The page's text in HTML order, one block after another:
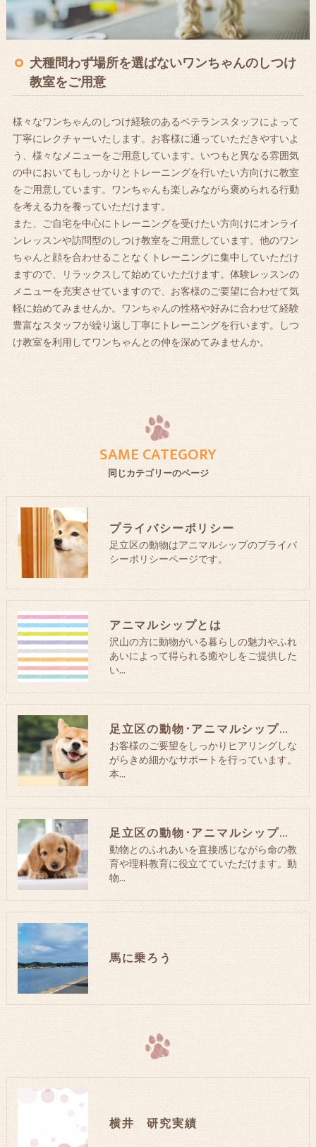
犬種問わず場所を選ばないワンちゃんのしつけ
教室をご用意
様々なワンちゃんのしつけ経験のあるベテランスタッフによって
丁寧にレクチャーいたします。お客様に通っていただきやすいよ
う、様々なメニューをご用意しています。いつもと異なる雰囲気
の中においてもしっかりとトレーニングを行いたい方向けに教室
をご用意しています。ワンちゃんも楽しみながら褒められる行動
を考える力を養っていただけます。
また、ご自宅を中心にトレーニングを受けたい方向けにオンライ
ンレッスンや訪問型のしつけ教室をご用意しています。他のワン
ちゃんと顔を合わせることなくトレーニングに集中していただけ
ますので、リラックスして始めていただけます。体験レッスンの
メニューを充実させていますので、お客様のご要望に合わせて気
軽に始めてみませんか。ワンちゃんの性格や好みに合わせて経験
豊富なスタッフが繰り返し丁寧にトレーニングを行います。しつ
け教室を利用してワンちゃんとの仲を深めてみませんか。
同じカテゴリーのページ
SAME CATEGORY
プライバシーポリシー
足立区の動物はアニマルシップのプライバ
シーポリシーページです。
アニマルシップとは
沢山の方に動物がいる暮らしの魅力やふれ
あいによって得られる癒やしをご提供した
い…
足立区の動物･アニマルシップの口コミ情報
お客様のご要望をしっかりヒアリングしな
がらきめ細かなサポートを行っています。
本…
足立区の動物･アニマルシップの評判
動物とのふれあいを直接感じながら命の教
育や理科教育に役立てていただけます。動
物…
馬に乗ろう
横井 研究実績